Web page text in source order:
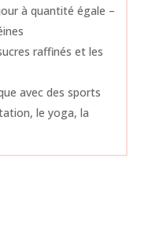
à quantité égale –
raffinés et les
avec des sports
le yoga, la